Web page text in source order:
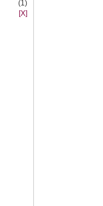
(1)
[X]